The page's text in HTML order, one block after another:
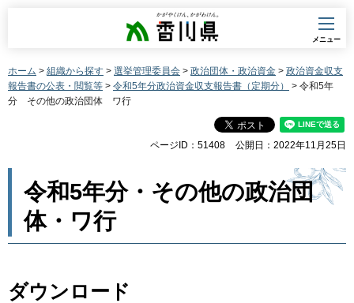
香川県
メニュー
ホーム > 組織から探す > 選挙管理委員会 > 政治団体・政治資金 > 政治資金収支
報告書の公表・閲覧等 > 令和5年分政治資金収支報告書（定期分）
> 令和5年
分 その他の政治団体 ワ行
ページID：51408 公開日：2022年11月25日
令和5年分・その他の政治団
体・ワ行
ダウンロード